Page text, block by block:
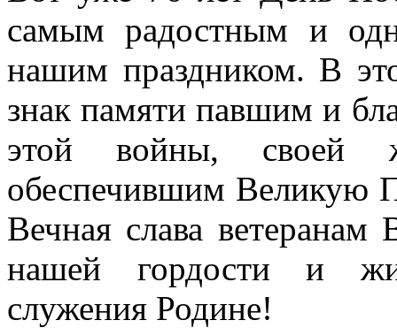
самым радостным и
нашим праздником. В
знак памяти павшим и
этой войны, своей
обеспечившим Великую
Вечная слава
нашей гордости и
служения Родине!